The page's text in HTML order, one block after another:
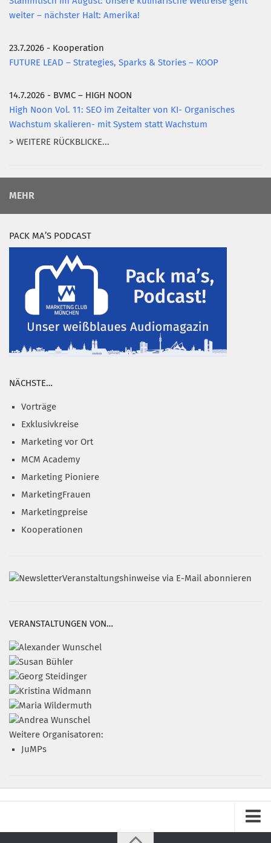
weiter – nächster Halt: Amerika!
23.7.2026 - Kooperation
FUTURE LEAD – Strategies, Sparks & Stories – KOOP
14.7.2026 - BVMC – HIGH NOON
High Noon Vol. 11: SEO im Zeitalter von KI- Organisches
Wachstum skalieren- mit System statt Wachstum
> WEITERE RÜCKBLICKE...
MEHR
PACK MA’S PODCAST
NÄCHSTE…
Vorträge
Exklusivkreise
Marketing vor Ort
MCM Academy
Marketing Pioniere
MarketingFrauen
Marketingpreise
Kooperationen
Veranstaltungshinweise via E-Mail abonnieren
VERANSTALTUNGEN VON…
Weitere Organisatoren:
JuMPs